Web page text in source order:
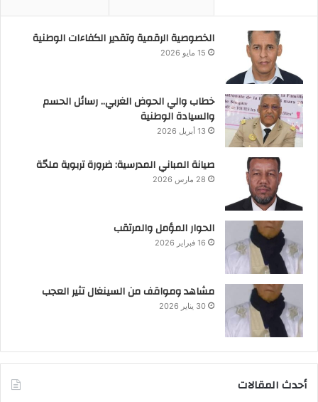
الخصوصية الرقمية وتقدير الكفاءات الوطنية
15 مايو 2026
خطاب والي الحوض الغربي.. رسائل الحسم
والسيادة الوطنية
13 أبريل 2026
صيانة المباني المدرسية: ضرورة تربوية ملحّة
28 مارس 2026
الحوار المؤمل والمرتقب
16 فبراير 2026
مشاهد ومواقف من السينغال تثير العجب
30 يناير 2026
أحدث المقالات